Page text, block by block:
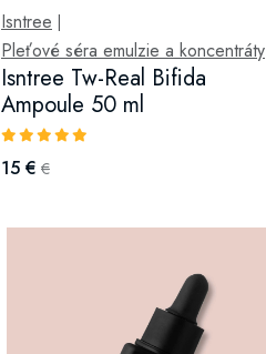
Isntree
Pleťové séra emulzie a koncentráty
Isntree Tw-Real Bifida
Ampoule 50 ml
15 € €